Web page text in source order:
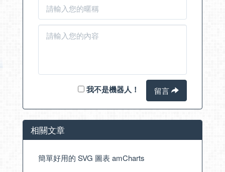
我不是機器人！ 留言
相關文章
簡單好用的 SVG 圖表 amCharts